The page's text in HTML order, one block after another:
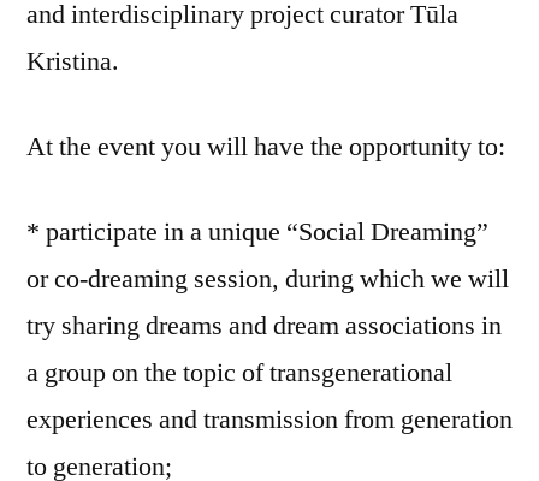
and interdisciplinary project curator Tūla
Kristina.
At the event you will have the opportunity to:
* participate in a unique “Social Dreaming”
or co-dreaming session, during which we will
try sharing dreams and dream associations in
a group on the topic of transgenerational
experiences and transmission from generation
to generation;